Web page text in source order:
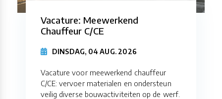
Vacature: Meewerkend
Chauffeur C/CE
DINSDAG, 04 AUG. 2026
Vacature voor meewerkend chauffeur
C/CE: vervoer materialen en ondersteun
veilig diverse bouwactiviteiten op de werf.